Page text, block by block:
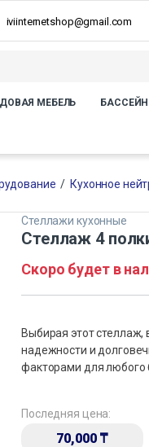
iviinternetshop@gmail.com
МЕБЕЛЬ
/ Кухонное
Стеллажи кухонные
Стеллаж 4
Скоро будет в
Выбирая этот стеллаж,
надежности и
факторами для любого
Последняя цена:
70,000 ₸